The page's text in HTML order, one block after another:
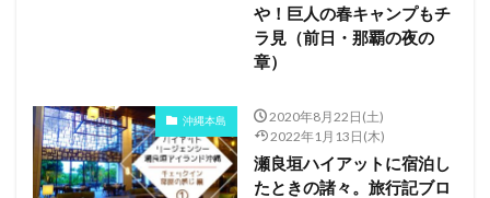
や！巨人の春キャンプもチ
ラ見（前日・那覇の夜の
章）
沖縄本島
2020年8月22日(土)
2022年1月13日(木)
瀬良垣ハイアットに宿泊し
たときの諸々。旅行記ブロ